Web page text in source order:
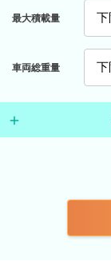
最大積載量
車両総重量